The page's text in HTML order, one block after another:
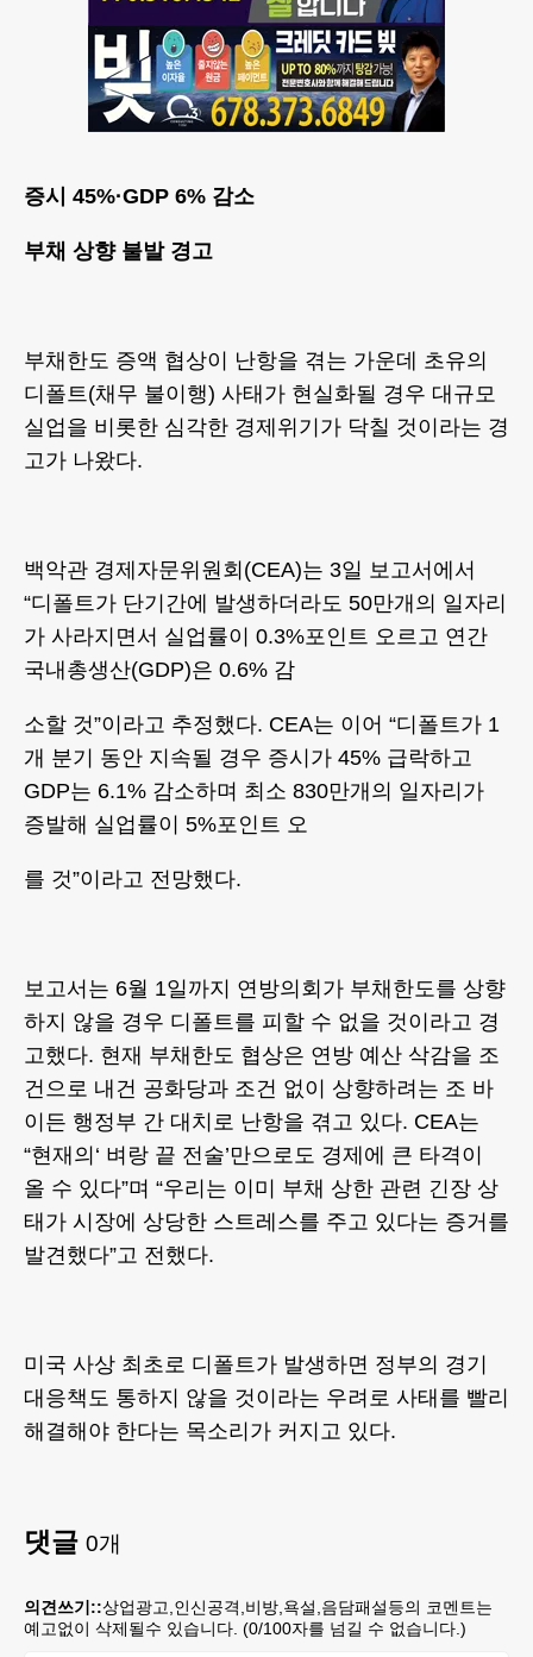
증시 45%·GDP 6% 감소
부채 상향 불발 경고
부채한도 증액 협상이 난항을 겪는 가운데 초유의
디폴트(채무 불이행) 사태가 현실화될 경우 대규모
실업을 비롯한 심각한 경제위기가 닥칠 것이라는 경
고가 나왔다.
백악관 경제자문위원회(CEA)는 3일 보고서에서
“디폴트가 단기간에 발생하더라도 50만개의 일자리
가 사라지면서 실업률이 0.3%포인트 오르고 연간
국내총생산(GDP)은 0.6% 감
소할 것”이라고 추정했다. CEA는 이어 “디폴트가 1
개 분기 동안 지속될 경우 증시가 45% 급락하고
GDP는 6.1% 감소하며 최소 830만개의 일자리가
증발해 실업률이 5%포인트 오
를 것”이라고 전망했다.
보고서는 6월 1일까지 연방의회가 부채한도를 상향
하지 않을 경우 디폴트를 피할 수 없을 것이라고 경
고했다. 현재 부채한도 협상은 연방 예산 삭감을 조
건으로 내건 공화당과 조건 없이 상향하려는 조 바
이든 행정부 간 대치로 난항을 겪고 있다. CEA는
“현재의‘ 벼랑 끝 전술’만으로도 경제에 큰 타격이
올 수 있다”며 “우리는 이미 부채 상한 관련 긴장 상
태가 시장에 상당한 스트레스를 주고 있다는 증거를
발견했다”고 전했다.
미국 사상 최초로 디폴트가 발생하면 정부의 경기
대응책도 통하지 않을 것이라는 우려로 사태를 빨리
해결해야 한다는 목소리가 커지고 있다.
댓글 0개
의견쓰기::상업광고,인신공격,비방,욕설,음담패설등의 코멘트는
예고없이 삭제될수 있습니다. (0/100자를 넘길 수 없습니다.)